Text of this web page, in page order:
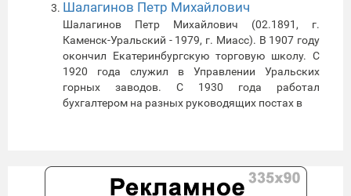
Шалагинов Петр Михайлович
Шалагинов Петр Михайлович (02.1891, г.
Каменск-Уральский - 1979, г. Миасс). В 1907 году
окончил Екатеринбургскую торговую школу. С
1920 года служил в Управлении Уральских
горных заводов. С 1930 года работал
бухгалтером на разных руководящих постах в